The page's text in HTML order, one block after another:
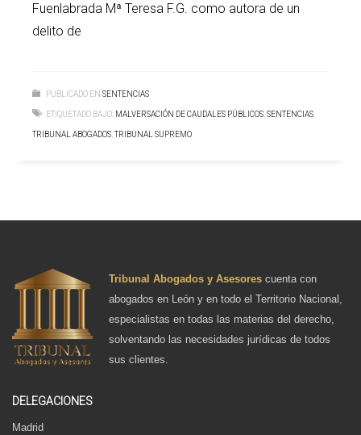
Fuenlabrada Mª Teresa F.G. como autora de un
delito de
PUBLICADO EN SENTENCIAS
ETIQUETADO BAJO: MALVERSACIÓN DE CAUDALES PÚBLICOS,SENTENCIAS,
TRIBUNAL ABOGADOS,TRIBUNAL SUPREMO
Tribunal Abogados y Asesores cuenta con
abogados en León y en todo el Territorio Nacional,
especialistas en todas las materias del derecho,
solventando las necesidades jurídicas de todos
sus clientes.
DELEGACIONES
Madrid